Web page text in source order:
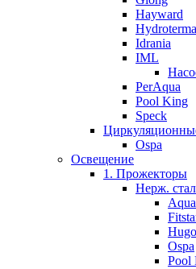
Hayward
Idrania
IML
PerAqua
Pool King
Speck
Ospa
Освещение
1. Прожекторы
Нерж.
Ospa
Pool